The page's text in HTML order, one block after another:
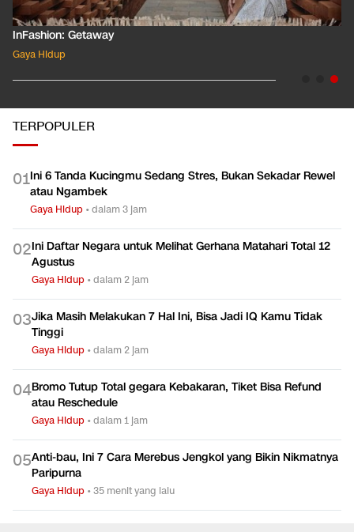
InFashion: Masking the Ox
Gaya Hidup
TERPOPULER
01Ini 6 Tanda Kucingmu Sedang Stres, Bukan Sekadar Rewel
atau Ngambek
Gaya Hidup •dalam 3 jam
02Ini Daftar Negara untuk Melihat Gerhana Matahari Total 12
Agustus
Gaya Hidup •dalam 2 jam
03Jika Masih Melakukan 7 Hal Ini, Bisa Jadi IQ Kamu Tidak
Tinggi
Gaya Hidup •dalam 2 jam
04Bromo Tutup Total gegara Kebakaran, Tiket Bisa Refund
atau Reschedule
Gaya Hidup •dalam 1 jam
05Anti-bau, Ini 7 Cara Merebus Jengkol yang Bikin Nikmatnya
Paripurna
Gaya Hidup •35 menit yang lalu